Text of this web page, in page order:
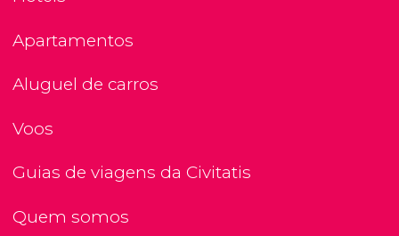
Apartamentos
Aluguel de carros
Voos
Guias de viagens da Civitatis
Quem somos